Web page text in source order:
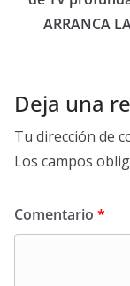
ARRANCA
Deja una
Tu dirección de
Los campos
Comentario *